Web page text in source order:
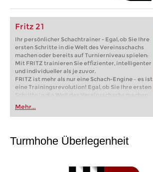
Fritz 21
Ihr persönlicher Schachtrainer - Egal, ob Sie Ihre
ersten Schritte in die Welt des Vereinsschachs
machen oder bereits auf Turnierniveau spielen:
Mit FRITZ trainieren Sie effizienter, intelligenter
und individueller als je zuvor.
FRITZ ist mehr als nur eine Schach-Engine – es ist
eine Trainingsrevolution! Egal, ob Sie Ihre ersten
Schritte in die Welt des Vereinsschachs machen
oder bereits auf Turnierniveau spielen: Mit
FRITZ trainieren Sie effizienter, intelligenter und
individueller als je zuvor.
Mehr...
Turmhohe Überlegenheit